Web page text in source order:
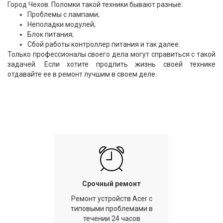
Город Чехов. Поломки такой техники бывают разные:
Проблемы с лампами;
Неполадки модулей;
Блок питания;
Сбой работы контроллер питания и так далее.
Только профессионалы своего дела могут справиться с такой
задачей. Если хотите продлить жизнь своей технике
отдавайте ее в ремонт лучшим в своем деле.
Срочный ремонт
Ремонт устройств Acer с
типовыми проблемами в
течении 24 часов